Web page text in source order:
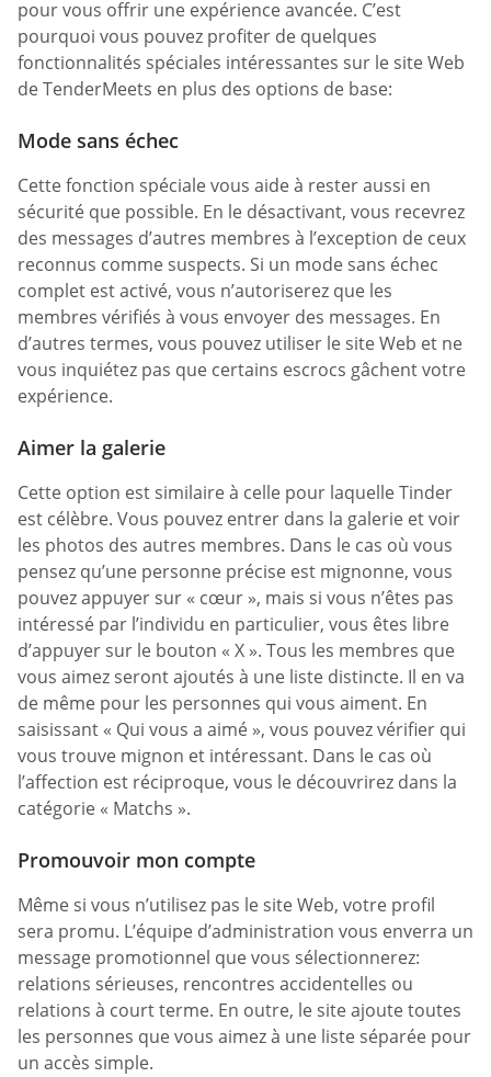
pour vous offrir une expérience avancée. C’est
pourquoi vous pouvez profiter de quelques
fonctionnalités spéciales intéressantes sur le site Web
de TenderMeets en plus des options de base:
Mode sans échec
Cette fonction spéciale vous aide à rester aussi en
sécurité que possible. En le désactivant, vous recevrez
des messages d’autres membres à l’exception de ceux
reconnus comme suspects. Si un mode sans échec
complet est activé, vous n’autoriserez que les
membres vérifiés à vous envoyer des messages. En
d’autres termes, vous pouvez utiliser le site Web et ne
vous inquiétez pas que certains escrocs gâchent votre
expérience.
Aimer la galerie
Cette option est similaire à celle pour laquelle Tinder
est célèbre. Vous pouvez entrer dans la galerie et voir
les photos des autres membres. Dans le cas où vous
pensez qu’une personne précise est mignonne, vous
pouvez appuyer sur « cœur », mais si vous n’êtes pas
intéressé par l’individu en particulier, vous êtes libre
d’appuyer sur le bouton « X ». Tous les membres que
vous aimez seront ajoutés à une liste distincte. Il en va
de même pour les personnes qui vous aiment. En
saisissant « Qui vous a aimé », vous pouvez vérifier qui
vous trouve mignon et intéressant. Dans le cas où
l’affection est réciproque, vous le découvrirez dans la
catégorie « Matchs ».
Promouvoir mon compte
Même si vous n’utilisez pas le site Web, votre profil
sera promu. L’équipe d’administration vous enverra un
message promotionnel que vous sélectionnerez:
relations sérieuses, rencontres accidentelles ou
relations à court terme. En outre, le site ajoute toutes
les personnes que vous aimez à une liste séparée pour
un accès simple.